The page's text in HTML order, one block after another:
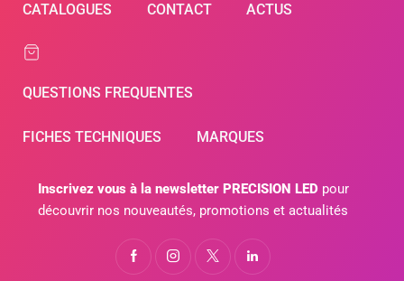
CATALOGUES CONTACT ACTUS
QUESTIONS FREQUENTES
FICHES TECHNIQUES MARQUES
Inscrivez vous à la newsletter PRECISION LEDpour
découvrir nos nouveautés, promotions et actualités